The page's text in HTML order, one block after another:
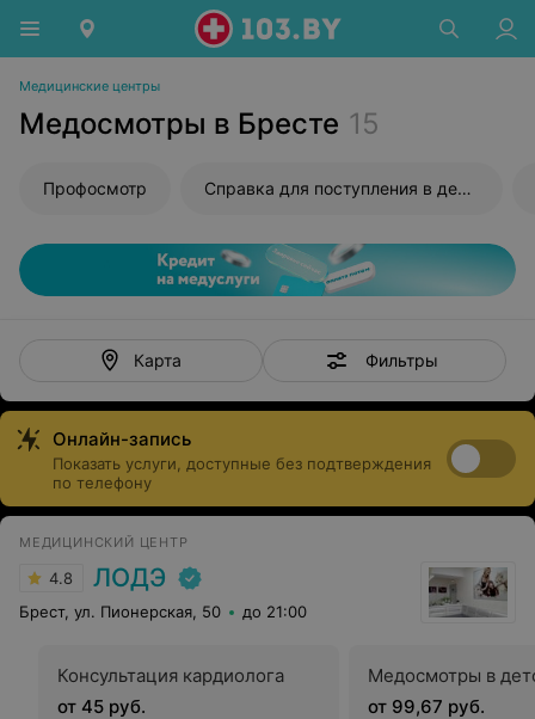
Медицинские центры
Медосмотры в Бресте 15
Профосмотр Справка для поступления в детский сад
Карта Фильтры
Онлайн-запись
Показать услуги, доступные без подтверждения
по телефону
МЕДИЦИНСКИЙ ЦЕНТР
4.8 ЛОДЭ
Брест, ул. Пионерская, 50 до 21:00
Консультация кардиолога
от 45 руб.
Медосмотры в
от 99,67 руб.